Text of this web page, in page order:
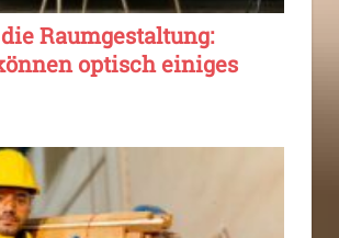
Raumgestaltung:
optisch einiges